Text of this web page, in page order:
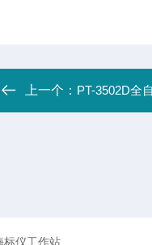
上一个： PT-3502D全